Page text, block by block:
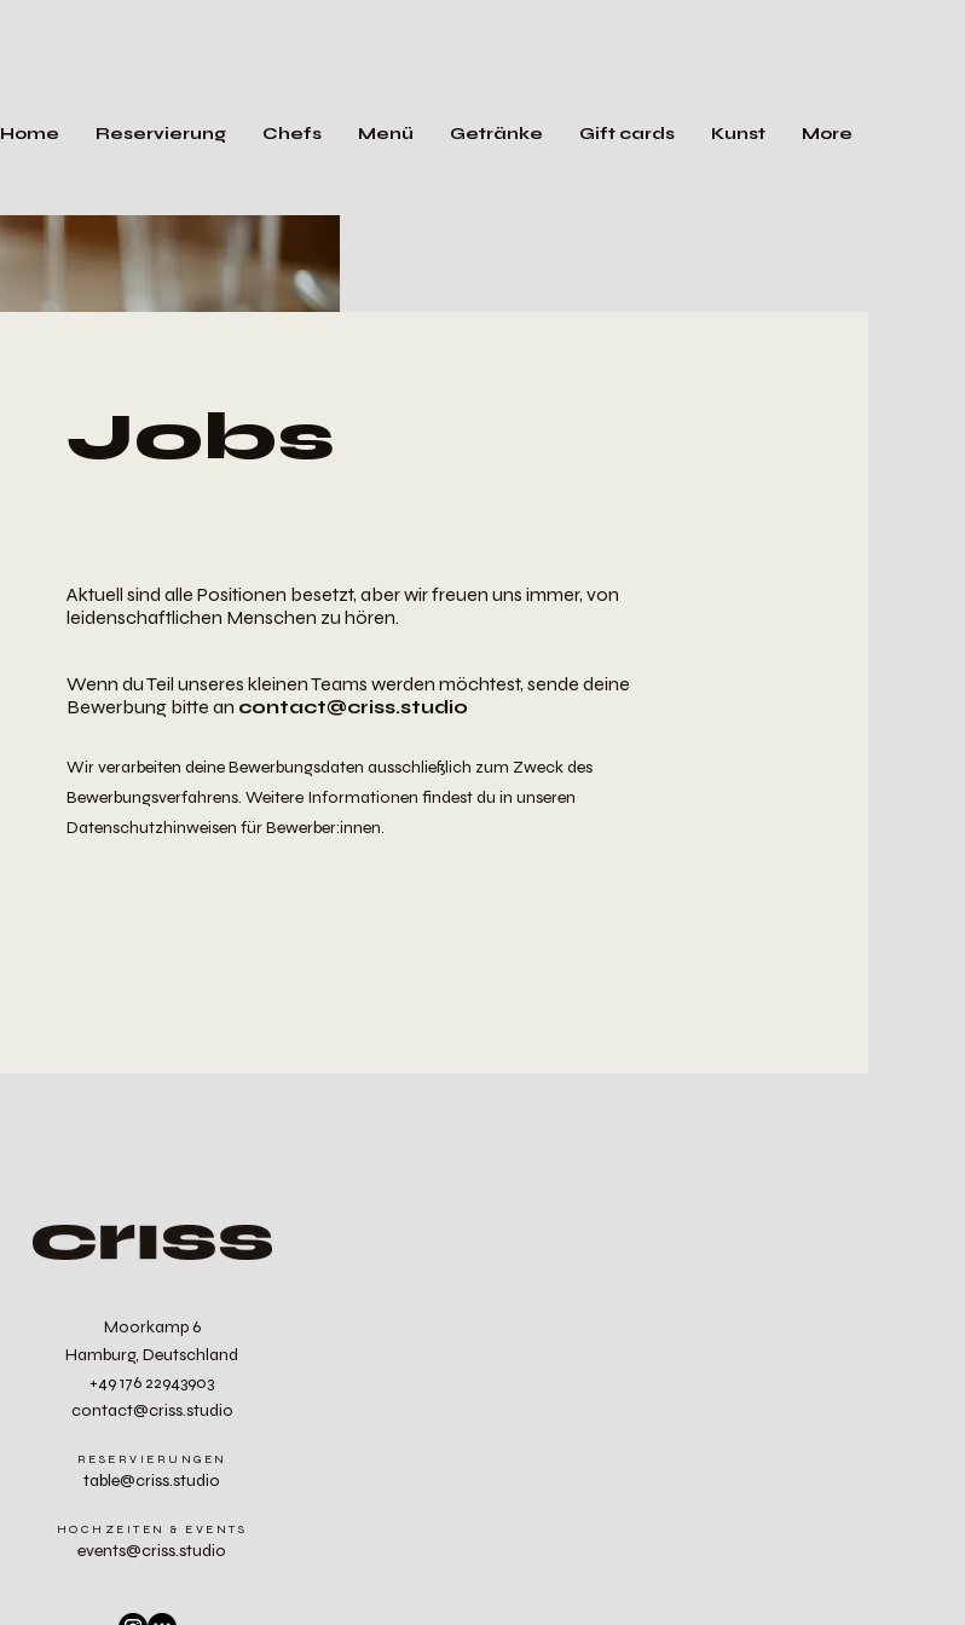
Home Reservierung Chefs Menü Getränke Gift cards Kunst More
Jobs
Aktuell sind alle Positionen besetzt, aber wir freuen uns immer, von
leidenschaftlichen Menschen zu hören.
Wenn du Teil unseres kleinen Teams werden möchtest, sende deine
Bewerbung bitte an contact@criss.studio
Wir verarbeiten deine Bewerbungsdaten ausschließlich zum Zweck des
Bewerbungsverfahrens. Weitere Informationen findest du in unseren
Datenschutzhinweisen für Bewerber:innen.
Moorkamp 6
Hamburg, Deutschland
+49 176 22943903
contact@criss.studio
RESERVIERUNGEN
table@criss.studio
HOCHZEITEN & EVENTS
events@criss.studio